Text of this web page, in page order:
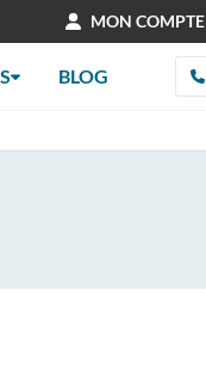
MON COMPTE
BLOG